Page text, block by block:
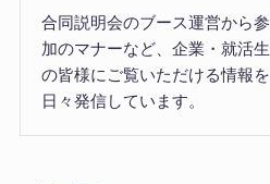
合同説明会のブース運営から参
加のマナーなど、企業・就活生
の皆様にご覧いただける情報を
日々発信しています。